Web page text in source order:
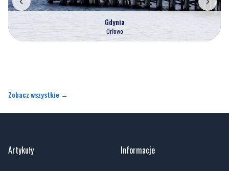
Gdynia
Orłowo
Zobacz wszystkie →
Artykuły Informacje